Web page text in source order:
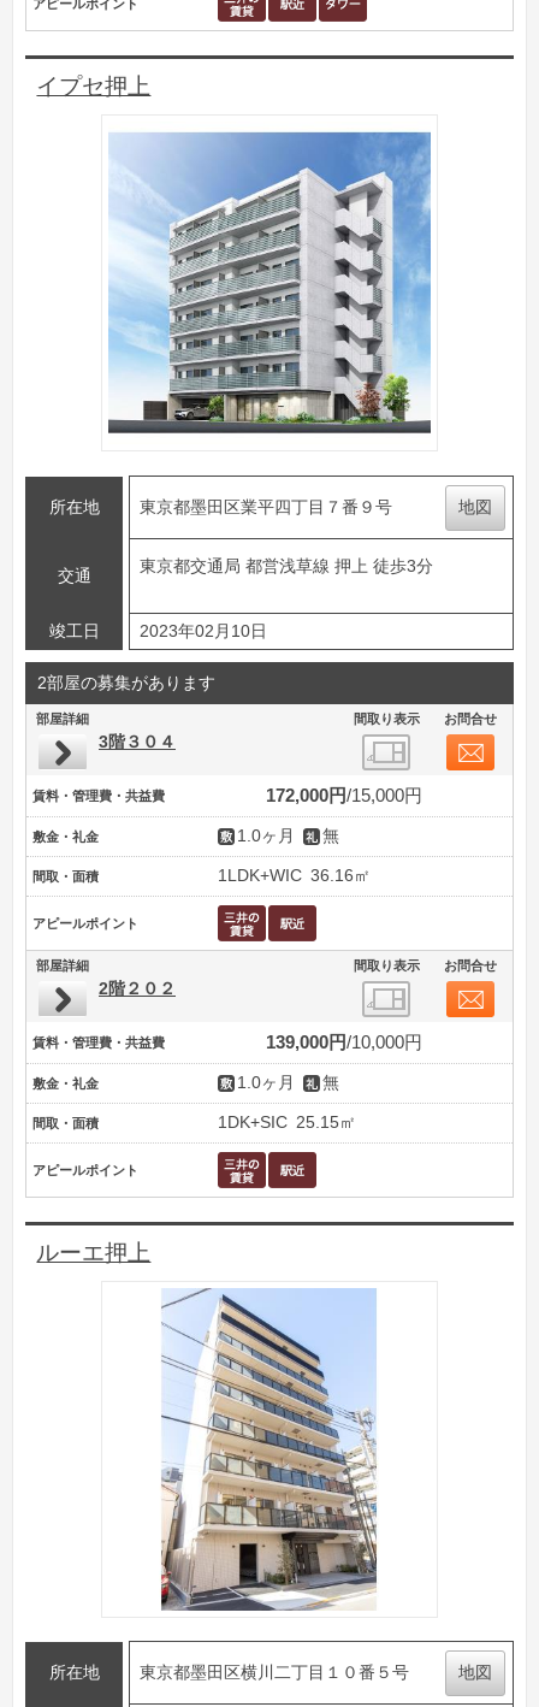
アピールポイント
イプセ押上
所在地 東京都墨田区業平四丁目７番９号 地図
交通
東京都交通局 都営浅草線 押上 徒歩3分
竣工日 2023年02月10日
2部屋の募集があります
部屋詳細 間取り表示 お問合せ
3階３０４
賃料・管理費・共益費 172,000円 15,000円
敷金・礼金 1.0ヶ月 無
間取・面積 1LDK+WIC 36.16㎡
アピールポイント
部屋詳細 間取り表示 お問合せ
2階２０２
賃料・管理費・共益費 139,000円 10,000円
敷金・礼金 1.0ヶ月 無
間取・面積 1DK+SIC 25.15㎡
アピールポイント
ルーエ押上
所在地 東京都墨田区横川二丁目１０番５号 地図